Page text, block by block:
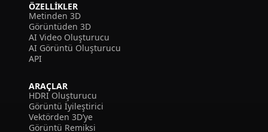
ÖZELLIKLER
Metinden 3D
Görüntüden 3D
AI Video Oluşturucu
AI Görüntü Oluşturucu
API
ARAÇLAR
HDRI Oluşturucu
Görüntü İyileştirici
Vektörden 3D’ye
Görüntü Remiksi